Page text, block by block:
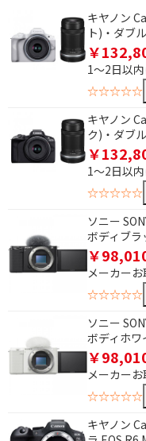
キヤノン
ト)・ダブ
￥
1～2日以
☆☆☆☆☆
キヤノン
ク)・ダブ
￥
1～2日以
☆☆☆☆☆
ソニー
ボディブ
￥
メーカー
☆☆☆☆☆
ソニー
ボディホ
￥
メーカー
☆☆☆☆☆
キヤノン